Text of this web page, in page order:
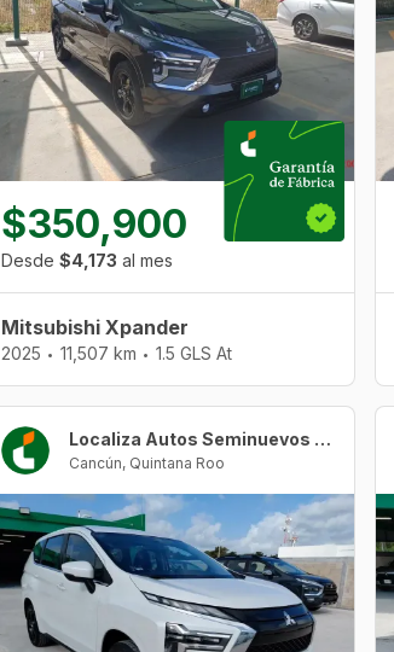
$350,900
Desde $4,173 al mes
Mitsubishi Xpander
2025 • 11,507 km • 1.5 GLS At
Localiza Autos Seminuevos Cancún Urban Center
Cancún, Quintana Roo